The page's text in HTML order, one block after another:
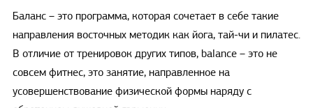
Баланс – это программа, которая сочетает в себе такие
направления восточных методик как йога, тай-чи и пилатес.
В отличие от тренировок других типов, balance – это не
совсем фитнес, это занятие, направленное на
усовершенствование физической формы наряду с